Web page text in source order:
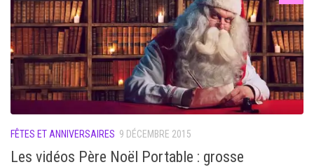
FÊTES ET ANNIVERSAIRES 9 DÉCEMBRE 2015
Les vidéos Père Noël Portable : grosse